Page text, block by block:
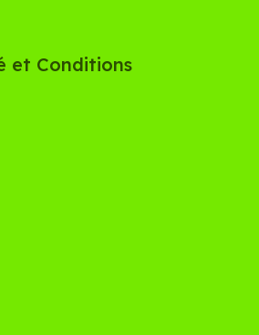
et Conditions